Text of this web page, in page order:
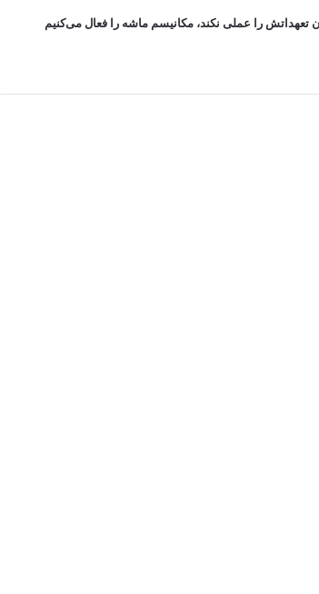
تعهداتش را عملی نکند، مکانیسم ماشه را فعال می‌کنیم